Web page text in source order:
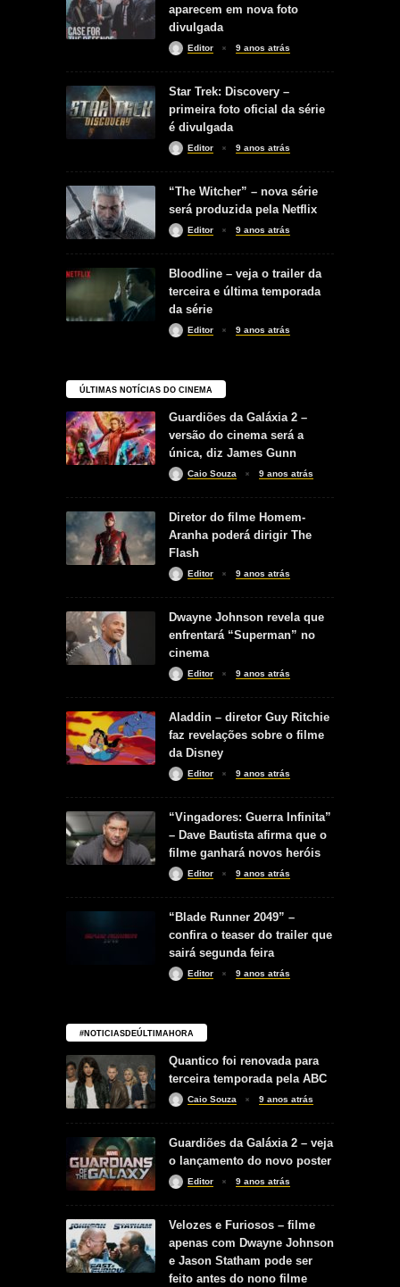
aparecem em nova foto
divulgada
Editor 9 anos atrás
Star Trek: Discovery –
primeira foto oficial da série
é divulgada
Editor 9 anos atrás
“The Witcher” – nova série
será produzida pela Netflix
Editor 9 anos atrás
Bloodline – veja o trailer da
terceira e última temporada
da série
Editor 9 anos atrás
ÚLTIMAS NOTÍCIAS DO CINEMA
Guardiões da Galáxia 2 –
versão do cinema será a
única, diz James Gunn
Caio Souza 9 anos atrás
Diretor do filme Homem-
Aranha poderá dirigir The
Flash
Editor 9 anos atrás
Dwayne Johnson revela que
enfrentará “Superman” no
cinema
Editor 9 anos atrás
Aladdin – diretor Guy Ritchie
faz revelações sobre o filme
da Disney
Editor 9 anos atrás
“Vingadores: Guerra Infinita”
– Dave Bautista afirma que o
filme ganhará novos heróis
Editor 9 anos atrás
“Blade Runner 2049” –
confira o teaser do trailer que
sairá segunda feira
Editor 9 anos atrás
#NOTICIASDEÚLTIMAHORA
Quantico foi renovada para
terceira temporada pela ABC
Caio Souza 9 anos atrás
Guardiões da Galáxia 2 – veja
o lançamento do novo poster
Editor 9 anos atrás
Velozes e Furiosos – filme
apenas com Dwayne Johnson
e Jason Statham pode ser
feito antes do nono filme